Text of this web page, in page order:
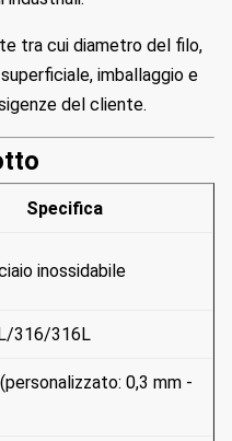
tra cui diametro del filo,
imballaggio e
del cliente.
Specifica
inossidabile
316/316L
0,3 mm -